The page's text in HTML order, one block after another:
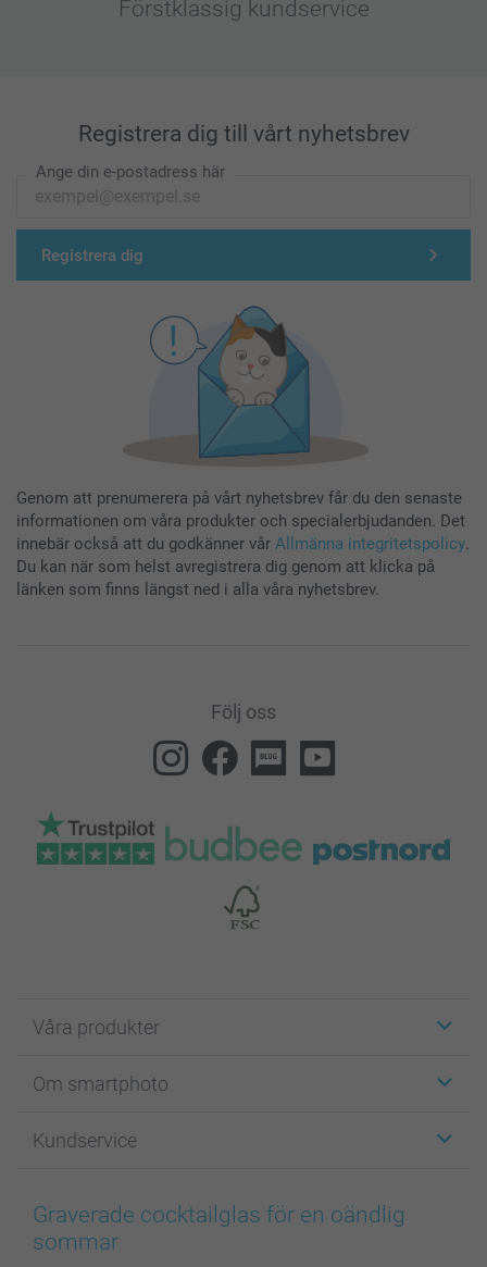
Förstklassig kundservice
Registrera dig till vårt nyhetsbrev
Ange din e-postadress här
Registrera dig
Genom att prenumerera på vårt nyhetsbrev får du den senaste
informationen om våra produkter och specialerbjudanden. Det
innebär också att du godkänner vår Allmänna integritetspolicy.
Du kan när som helst avregistrera dig genom att klicka på
länken som finns längst ned i alla våra nyhetsbrev.
Följ oss
Våra produkter
Fotokort
Fotoböcker
Bilder, Fotoförstoring & Fotohäften
Skal till Mobil & Surfplatta
Om smartphoto
För affiliates
Cookie Policy
Sitemap
Kundservice
smartgaranti
smartbonus
Graverade cocktailglas för en oändlig
sommar